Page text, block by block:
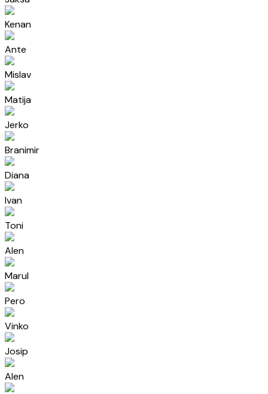
Kenan
Ante
Mislav
Matija
Jerko
Branimir
Diana
Ivan
Toni
Alen
Marul
Pero
Vinko
Josip
Alen